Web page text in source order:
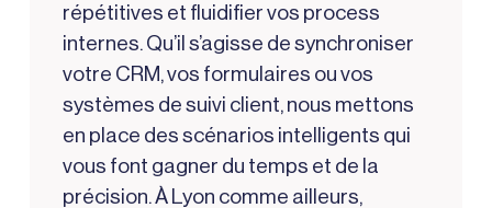
répétitives et fluidifier vos process
internes. Qu’il s’agisse de synchroniser
votre CRM, vos formulaires ou vos
systèmes de suivi client, nous mettons
en place des scénarios intelligents qui
vous font gagner du temps et de la
précision. À Lyon comme ailleurs,